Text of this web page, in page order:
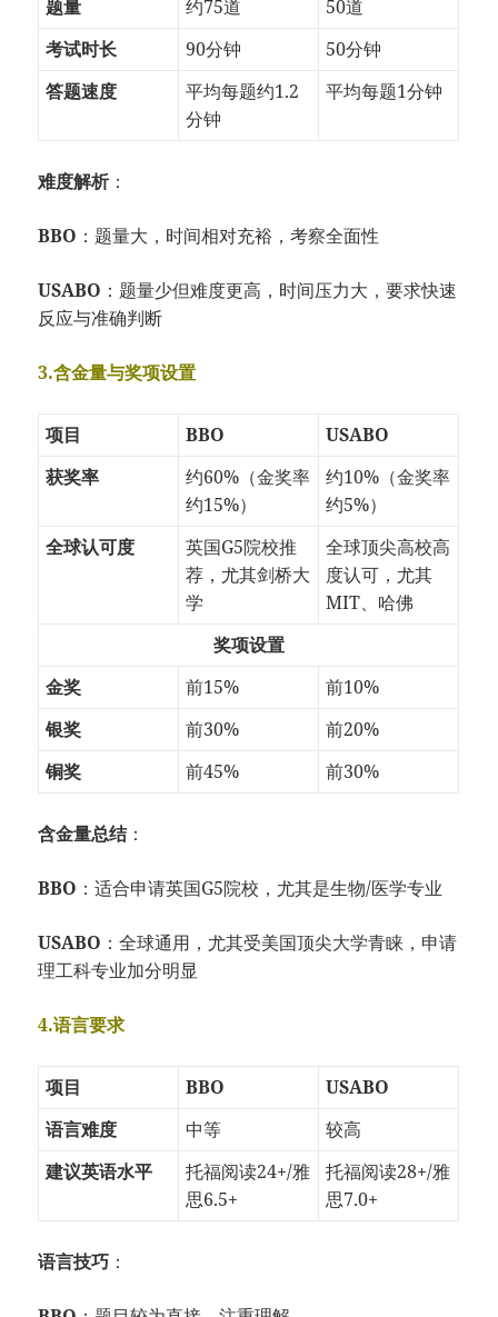
题量
约75道
50道
考试时长
90分钟
50分钟
答题速度
平均每题约1.2
分钟
平均每题1分钟
难度解析：
BBO ：题量大，时间相对充裕，考察全面性
USABO ：题量少但难度更高，时间压力大，要求快速
反应与准确判断
3.含金量与奖项设置
项目 BBO
USABO
获奖率
约60%（金奖率
约15%）
约10%（金奖率
约5%）
全球认可度
英国G5院校推
荐，尤其剑桥大
学
全球顶尖高校高
度认可，尤其
MIT、哈佛
奖项设置
金奖
前15%
前10%
银奖
前30%
前20%
铜奖
前45% 前30%
含金量总结：
BBO ：适合申请英国G5院校，尤其是生物/医学专业
USABO ：全球通用，尤其受美国顶尖大学青睐，申请
理工科专业加分明显
4.语言要求
项目 BBO
USABO
语言难度
中等
较高
建议英语水平
托福阅读24+/雅
思6.5+
托福阅读28+/雅
思7.0+
语言技巧 ：